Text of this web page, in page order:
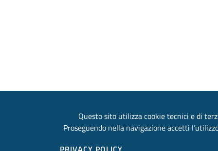
Questo sito utilizza cookie tecnici e di
Proseguendo nella navigazione accetti